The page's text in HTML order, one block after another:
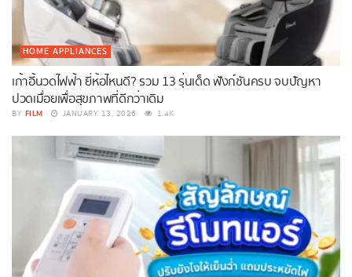
HOME APPLIANCES
เก้าอี้นวดไฟฟ้า ยี่ห้อไหนดี? รวม 13 รุ่นเด็ด ฟังก์ชันครบ จบปัญหา
ปวดเมื่อยเพื่อสุขภาพที่ดีกว่าเดิม
BY FILM JANUARY 13, 2026 1.4K